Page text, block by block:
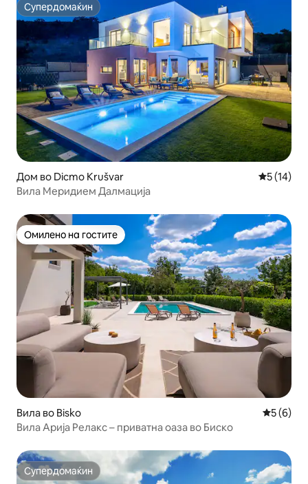
Супердомаќин
Супердомаќин
Дом во Dicmo Krušvar Просечна
5 (14)
Вила Меридием Далмација
Омилено на гостите
Омилено на гостите
Вила во Bisko
5 (6)
Вила Арија Релакс – приватна оаза во Биско
Супердомаќин
Супердомаќин